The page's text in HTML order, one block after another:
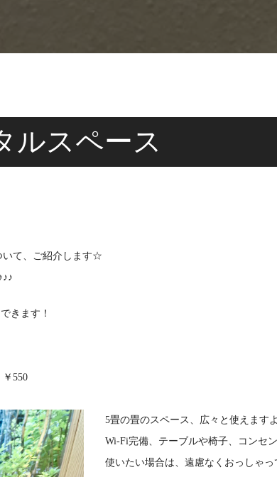
ルスペース
いて、ご紹介します☆
きます！
550
5畳の畳のスペース、広々と使えます
Wi-Fi完備、テーブルや椅子、コンセ
使いたい場合は、遠慮なくおっしゃっ